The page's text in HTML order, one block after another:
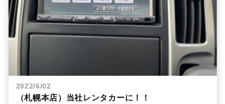
2022/6/02
（札幌本店）当社レンタカーに！！